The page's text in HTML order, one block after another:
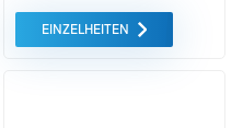
benötigen, wir kümmern uns
um alles Garantie als
bestmöglichen Preis
EINZELHEITEN